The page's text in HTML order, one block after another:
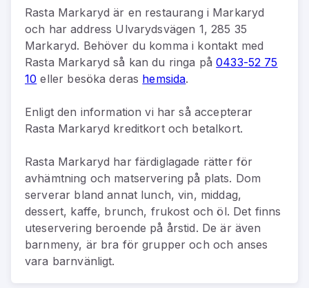
Rasta Markaryd är en restaurang i Markaryd
och har address Ulvarydsvägen 1, 285 35
Markaryd. Behöver du komma i kontakt med
Rasta Markaryd så kan du ringa på0433-52 75
10 eller besöka deras hemsida.
Enligt den information vi har så accepterar
Rasta Markaryd kreditkort och betalkort.
Rasta Markaryd har färdiglagade rätter för
avhämtning och matservering på plats. Dom
serverar bland annat lunch, vin, middag,
dessert, kaffe, brunch, frukost och öl. Det finns
uteservering beroende på årstid. De är även
barnmeny, är bra för grupper och och anses
vara barnvänligt.